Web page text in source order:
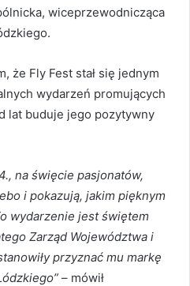
wiceprzewodnicząca
że Fly Fest stał się jednym
wydarzeń promujących
lat buduje jego pozytywny
na święcie pasjonatów,
i pokazują, jakim pięknym
wydarzenie jest świętem
Zarząd Województwa i
przyznać mu markę
– mówił